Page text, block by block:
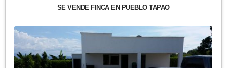
SE VENDE FINCA EN PUEBLO TAPAO